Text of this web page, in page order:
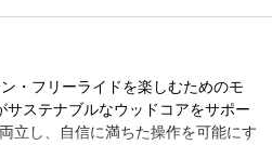
・フリーライドを楽しむためのモ
ステナブルなウッドコアをサポー
立し、自信に満ちた操作を可能にす